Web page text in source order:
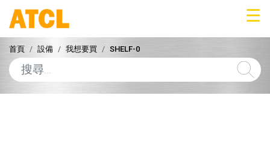
☰
首頁 設備 我想要買 SHELF-0